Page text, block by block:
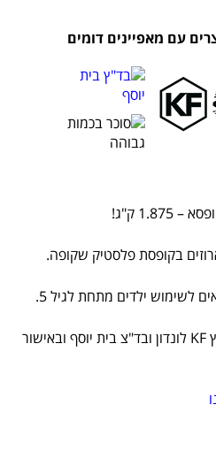
עם מאפיינים דומים
ק"ג!
בקופסת פלסטיק שקופה.
לשימוש ילדים מתחת לגיל 5.
המוצר כשר פרווה בהשגחת בדץ KF לונדון ובד"צ בית יוסף ובאישור